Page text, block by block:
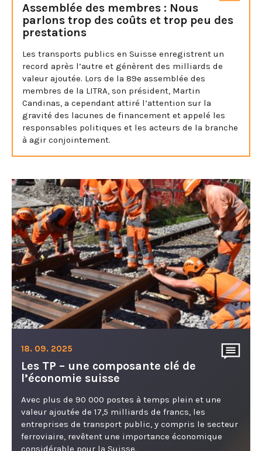
Assemblée des membres : Nous
parlons trop des coûts et trop peu des
prestations
Les transports publics en Suisse enregistrent un
record après l’autre et génèrent des milliards de
valeur ajoutée. Lors de la 89e assemblée des
membres de la LITRA, son président, Martin
Candinas, a cependant attiré l’attention sur la
gravité des lacunes de financement et appelé les
responsables politiques et les acteurs de la branche
à agir conjointement.
18. 09. 2025
Les TP – une composante clé de
l’économie suisse
Avec plus de 90 000 postes à temps plein et une
valeur ajoutée de 17,5 milliards de francs, les
entreprises de transport public, y compris le secteur
ferroviaire, revêtent une importance économique
considérable pour la Suisse.